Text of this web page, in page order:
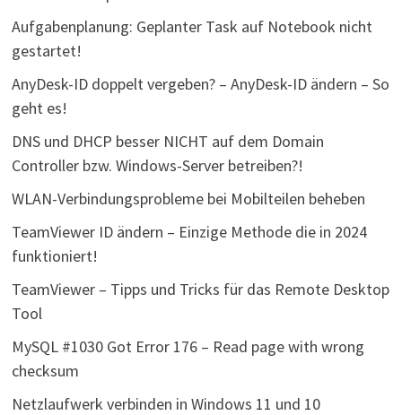
Aufgabenplanung: Geplanter Task auf Notebook nicht
gestartet!
AnyDesk-ID doppelt vergeben? – AnyDesk-ID ändern – So
geht es!
DNS und DHCP besser NICHT auf dem Domain
Controller bzw. Windows-Server betreiben?!
WLAN-Verbindungsprobleme bei Mobilteilen beheben
TeamViewer ID ändern – Einzige Methode die in 2024
funktioniert!
TeamViewer – Tipps und Tricks für das Remote Desktop
Tool
MySQL #1030 Got Error 176 – Read page with wrong
checksum
Netzlaufwerk verbinden in Windows 11 und 10